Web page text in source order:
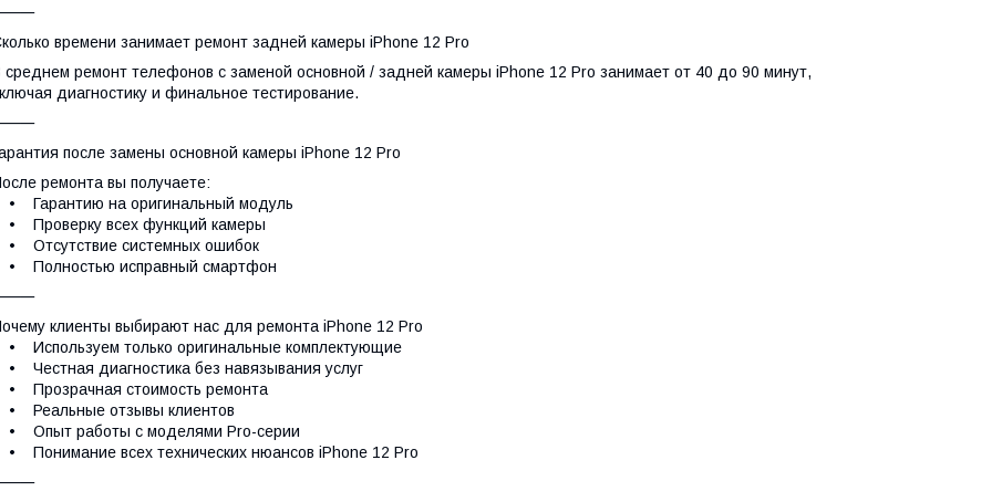
времени занимает ремонт задней камеры iPhone 12 Pro
среднем ремонт телефонов с заменой основной / задней камеры iPhone 12 Pro занимает от 40 до 90 минут,
диагностику и финальное тестирование.
после замены основной камеры iPhone 12 Pro
ремонта вы получаете:
• Гарантию на оригинальный модуль
• Проверку всех функций камеры
• Отсутствие системных ошибок
• Полностью исправный смартфон
клиенты выбирают нас для ремонта iPhone 12 Pro
• Используем только оригинальные комплектующие
• Честная диагностика без навязывания услуг
• Прозрачная стоимость ремонта
• Реальные отзывы клиентов
• Опыт работы с моделями Pro-серии
• Понимание всех технических нюансов iPhone 12 Pro